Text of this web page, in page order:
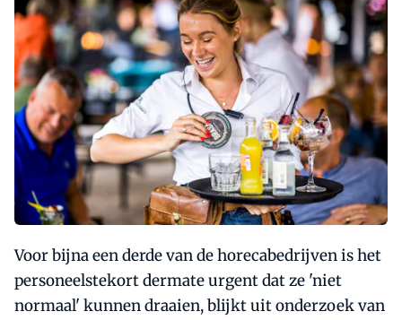
Voor bijna een derde van de horecabedrijven is het
personeelstekort dermate urgent dat ze 'niet
normaal' kunnen draaien, blijkt uit onderzoek van